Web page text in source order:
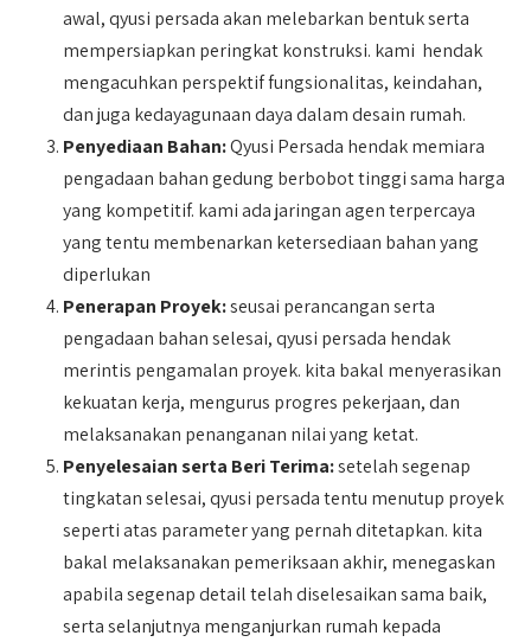
awal, qyusi persada akan melebarkan bentuk serta
mempersiapkan peringkat konstruksi. kami hendak
mengacuhkan perspektif fungsionalitas, keindahan,
dan juga kedayagunaan daya dalam desain rumah.
Penyediaan Bahan:Qyusi Persada hendak memiara
pengadaan bahan gedung berbobot tinggi sama harga
yang kompetitif. kami ada jaringan agen terpercaya
yang tentu membenarkan ketersediaan bahan yang
diperlukan
Penerapan Proyek:seusai perancangan serta
pengadaan bahan selesai, qyusi persada hendak
merintis pengamalan proyek. kita bakal menyerasikan
kekuatan kerja, mengurus progres pekerjaan, dan
melaksanakan penanganan nilai yang ketat.
Penyelesaian serta Beri Terima:setelah segenap
tingkatan selesai, qyusi persada tentu menutup proyek
seperti atas parameter yang pernah ditetapkan. kita
bakal melaksanakan pemeriksaan akhir, menegaskan
apabila segenap detail telah diselesaikan sama baik,
serta selanjutnya menganjurkan rumah kepada